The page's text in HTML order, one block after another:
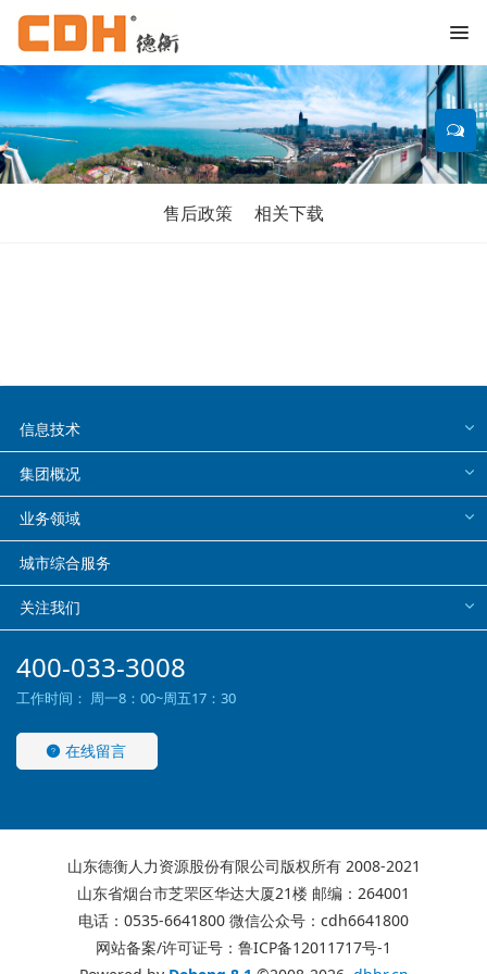
售后政策 相关下载
信息技术
集团概况
业务领域
城市综合服务
关注我们
400-033-3008
工作时间： 周一8：00~周五17：30
在线留言
山东德衡人力资源股份有限公司版权所有 2008-2021
山东省烟台市芝罘区华达大厦21楼 邮编：264001
电话：0535-6641800 微信公众号：cdh6641800
网站备案/许可证号：鲁ICP备12011717号-1